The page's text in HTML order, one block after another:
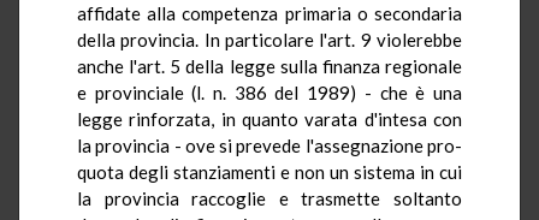
affidate alla competenza primaria o secondaria
della provincia. In particolare l'art. 9 violerebbe
anche l'art. 5 della legge sulla finanza regionale
e provinciale (l. n. 386 del 1989) - che è una
legge rinforzata, in quanto varata d'intesa con
la provincia - ove si prevede l'assegnazione pro-
quota degli stanziamenti e non un sistema in cui
la provincia raccoglie e trasmette soltanto